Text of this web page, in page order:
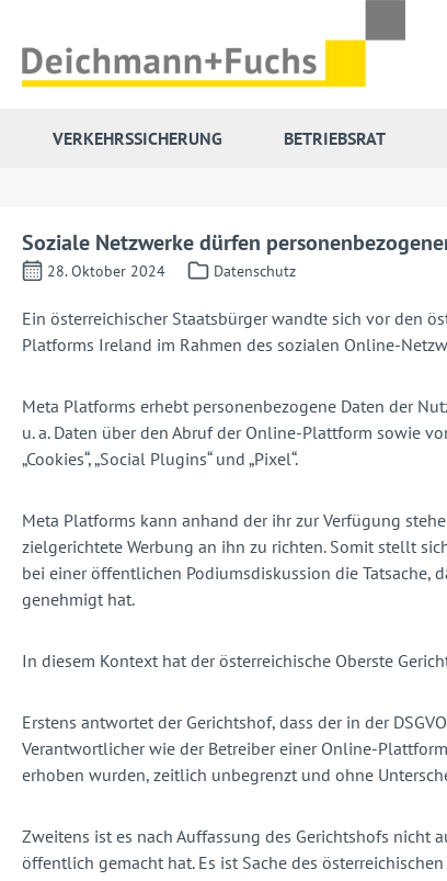
VERKEHRSSICHERUNG BETRIEBSRAT
Soziale Netzwerke dürfen
28. Oktober 2024 Datenschutz
Ein österreichischer Staatsbürger wandte sich vor den
Platforms Ireland im Rahmen des sozialen Online-
Meta Platforms erhebt personenbezogene Daten der
u. a. Daten über den Abruf der Online-Plattform sowie
„Cookies“, „Social Plugins“ und „Pixel“.
Meta Platforms kann anhand der ihr zur Verfügung
zielgerichtete Werbung an ihn zu richten. Somit stellt
bei einer öffentlichen Podiumsdiskussion die Tatsache,
genehmigt hat.
In diesem Kontext hat der österreichische Oberste
Erstens antwortet der Gerichtshof, dass der in der
Verantwortlicher wie der Betreiber einer Online-
erhoben wurden, zeitlich unbegrenzt und ohne
Zweitens ist es nach Auffassung des Gerichtshofs nicht
öffentlich gemacht hat. Es ist Sache des